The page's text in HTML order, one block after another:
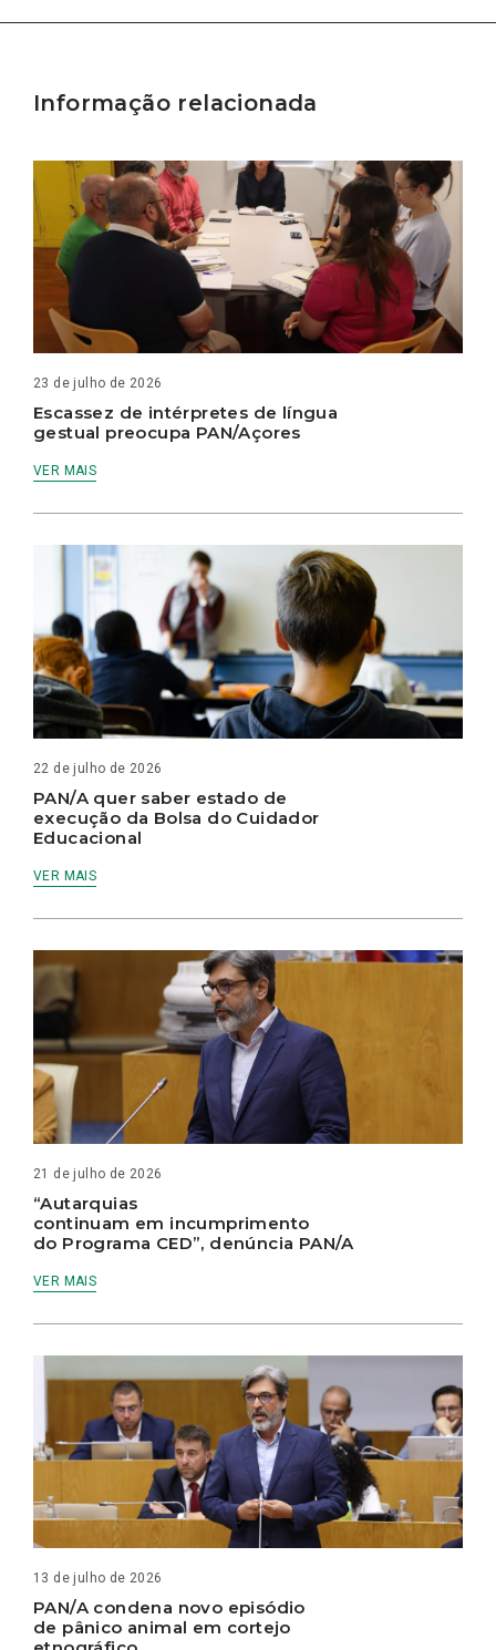
Informação relacionada
23 de julho de 2026
Escassez de intérpretes de língua
gestual preocupa PAN/Açores
VER MAIS
22 de julho de 2026
PAN/A quer saber estado de
execução da Bolsa do Cuidador
Educacional
VER MAIS
21 de julho de 2026
“Autarquias
continuam em incumprimento
do Programa CED”, denúncia PAN/A
VER MAIS
13 de julho de 2026
PAN/A condena novo episódio
de pânico animal em cortejo